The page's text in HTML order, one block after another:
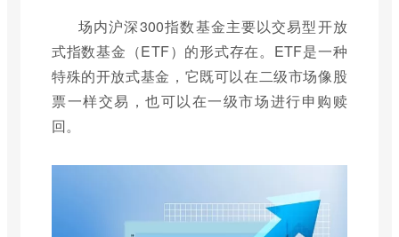
场内沪深300指数基金主要以交易型开放
式指数基金（ETF）的形式存在。ETF是一种
特殊的开放式基金，它既可以在二级市场像股
票一样交易，也可以在一级市场进行申购赎
回。